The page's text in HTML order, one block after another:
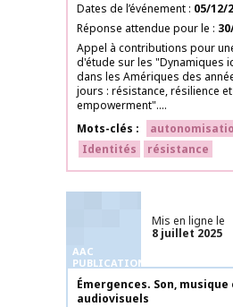
Dates de l’événement 05/12/
Réponse attendue pour le
Appel à contributions pour
d'étude sur les "Dynamiques
dans les Amériques des
jours : résistance, résilience et
empowerment"....
Mots-clés
Identités
résistance
AAC
PUBLICATIONS
Mis en ligne le
8 juillet 2025
Nom de la publication
Émergences. Son,
audiovisuels